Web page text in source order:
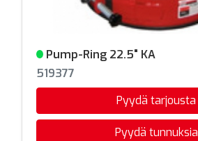
Varastossa
Pump-Ring 22.5" KA
519377
Pyydä tarjousta
Pyydä tunnuksia